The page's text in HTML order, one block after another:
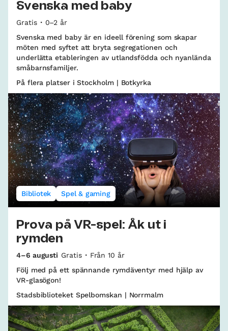
Svenska med baby
Gratis
0–2 år
Svenska med baby är en ideell förening som skapar
möten med syftet att bryta segregationen och
underlätta etableringen av utlandsfödda och nyanlända
småbarnsfamiljer.
På flera platser i Stockholm | Botkyrka
Bibliotek Spel & gaming
Prova på VR-spel: Åk ut i
rymden
4–6 augusti Gratis
Från 10 år
Följ med på ett spännande rymdäventyr med hjälp av
VR-glasögon!
Stadsbiblioteket Spelbomskan | Norrmalm